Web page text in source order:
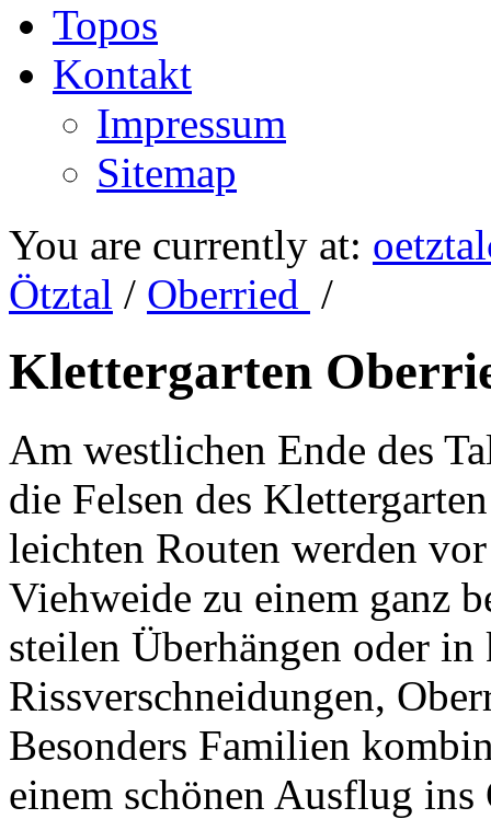
Topos
Kontakt
Impressum
Sitemap
You are currently at:
Ötztal / Oberried /
Klettergarten
Am westlichen Ende des
die Felsen des
leichten Routen werden
Viehweide zu einem ganz
steilen Überhängen oder in
Rissverschneidungen,
Besonders Familien
einem schönen Ausflug ins